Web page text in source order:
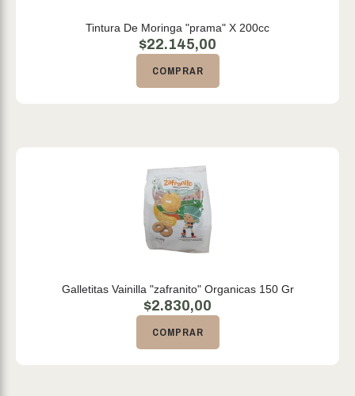
Tintura De Moringa "prama" X 200cc
$22.145,00
COMPRAR
Galletitas Vainilla "zafranito" Organicas 150 Gr
$2.830,00
COMPRAR